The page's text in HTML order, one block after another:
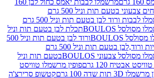
מרשמלו לבבות יאמס כחול לבן 160
ממתק מרשמלו פרחים צבעוני בטעם תות וניל 500 גרם
ממתק מרשמלו לבבות ורוד לבן בטעם תות וניל 500 גרם
ממתק מרשמלו מסולסל BOULOSתכלת לבן בטעם תות וניל
ממתק מרשמלו מסולסל BOULOSורוד לבן בטעם תות וניל 500
ממתק מרשמלו כריות ורוד,לבן בטעם תות וניל 500 גרם
ממתק מרשמלו מסולסל צבעוני BOULOSבטעם תות וניל
גרם
פופין מרשמלו טוויסט
קטשופ סרירצ'ה